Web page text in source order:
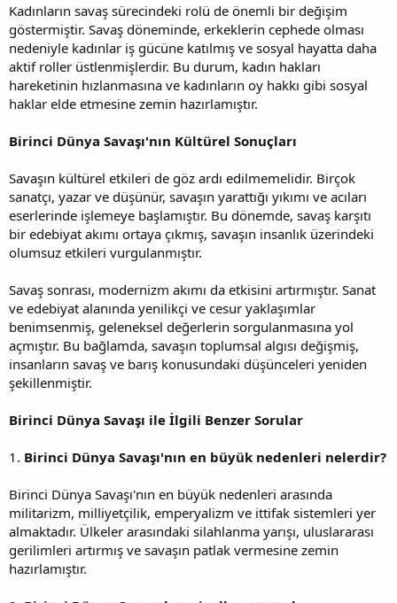
Kadınların savaş sürecindeki rolü de önemli bir değişim
göstermiştir. Savaş döneminde, erkeklerin cephede olması
nedeniyle kadınlar iş gücüne katılmış ve sosyal hayatta daha
aktif roller üstlenmişlerdir. Bu durum, kadın hakları
hareketinin hızlanmasına ve kadınların oy hakkı gibi sosyal
haklar elde etmesine zemin hazırlamıştır.
Birinci Dünya Savaşı'nın Kültürel Sonuçları
Savaşın kültürel etkileri de göz ardı edilmemelidir. Birçok
sanatçı, yazar ve düşünür, savaşın yarattığı yıkımı ve acıları
eserlerinde işlemeye başlamıştır. Bu dönemde, savaş karşıtı
bir edebiyat akımı ortaya çıkmış, savaşın insanlık üzerindeki
olumsuz etkileri vurgulanmıştır.
Savaş sonrası, modernizm akımı da etkisini artırmıştır. Sanat
ve edebiyat alanında yenilikçi ve cesur yaklaşımlar
benimsenmiş, geleneksel değerlerin sorgulanmasına yol
açmıştır. Bu bağlamda, savaşın toplumsal algısı değişmiş,
insanların savaş ve barış konusundaki düşünceleri yeniden
şekillenmiştir.
Birinci Dünya Savaşı ile İlgili Benzer Sorular
1. Birinci Dünya Savaşı'nın en büyük nedenleri nelerdir?
Birinci Dünya Savaşı'nın en büyük nedenleri arasında
militarizm, milliyetçilik, emperyalizm ve ittifak sistemleri yer
almaktadır. Ülkeler arasındaki silahlanma yarışı, uluslararası
gerilimleri artırmış ve savaşın patlak vermesine zemin
hazırlamıştır.